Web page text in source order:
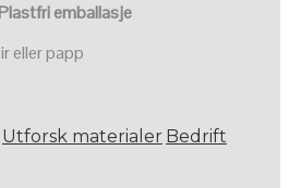
emballasje
eller papp
Utforsk materialer Bedrift